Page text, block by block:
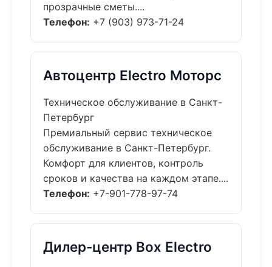
прозрачные сметы....
Телефон: +7 (903) 973-71-24
Автоцентр Electro Моторс
Техническое обслуживание в Санкт-
Петербург
Премиальный сервис техническое
обслуживание в Санкт-Петербург.
Комфорт для клиентов, контроль
сроков и качества на каждом этапе....
Телефон: +7-901-778-97-74
Дилер-центр Box Electro